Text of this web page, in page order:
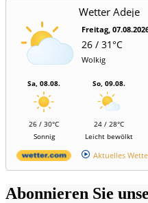
Wetter Adeje
Freitag,
26 / 31°C
Wolkig
Sa, 08.08.
26 / 30°C
Sonnig
So, 09.08.
24 / 28°C
Leicht bewölkt
Aktuelles
Abonnieren Sie